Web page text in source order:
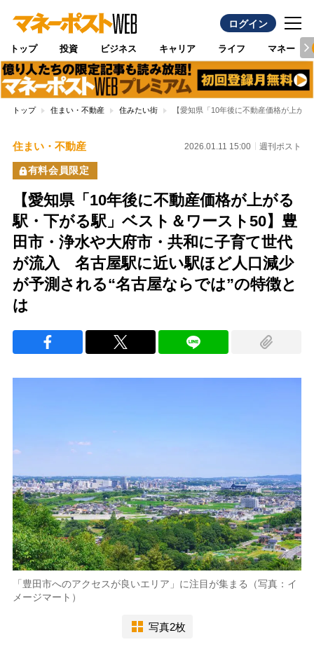
ログイン
トップ 投資 ビジネス キャリア ライフ マネー
トップ 住まい・不動産 住みたい街 【愛知県「10年後に不動産価格が上が
住まい・不動産 2026.01.11 15:00 週刊ポスト
有料会員限定
【愛知県「10年後に不動産価格が上がる
駅・下がる駅」ベスト＆ワースト50】豊
田市・浄水や大府市・共和に子育て世代
が流入 名古屋駅に近い駅ほど人口減少
が予測される“名古屋ならでは”の特徴と
は
「豊田市へのアクセスが良いエリア」に注目が集まる（写真：イ
メージマート）
写真2枚